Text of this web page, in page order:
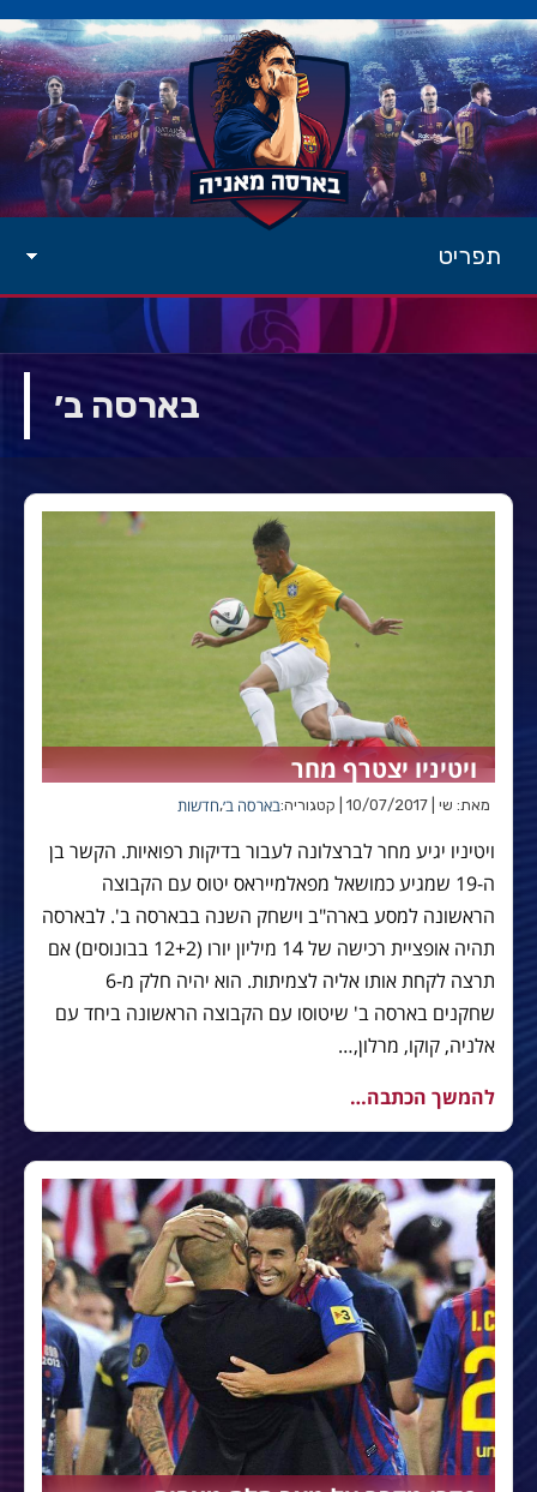
תפריט
בארסה ב׳
ויטיניו יצטרף מחר
מאת: שי | 10/07/2017 | קטגוריה: בארסה ב׳,חדשות
ויטיניו יגיע מחר לברצלונה לעבור בדיקות רפואיות. הקשר בן
ה-19 שמגיע כמושאל מפאלמייראס יטוס עם הקבוצה
הראשונה למסע בארה"ב וישחק השנה בבארסה ב'. לבארסה
תהיה אופציית רכישה של 14 מיליון יורו (12+2 בבונוסים) אם
תרצה לקחת אותו אליה לצמיתות. הוא יהיה חלק מ-6
שחקנים בארסה ב' שיטוסו עם הקבוצה הראשונה ביחד עם
אלניה, קוקו, מרלון,…
להמשך הכתבה…